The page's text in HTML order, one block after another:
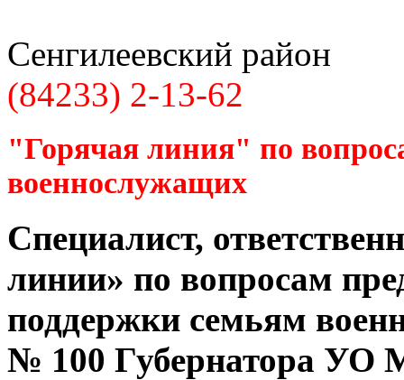
Сенгилеевский район
(84233) 2-13-62
"Горячая линия" по
военнослужащих
Специалист,
линии» по вопросам
поддержки семьям
№ 100 Губернатора УО